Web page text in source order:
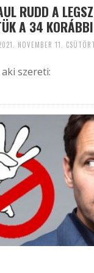
RUDD A
A 34
NOVEMBER 11.
szereti: